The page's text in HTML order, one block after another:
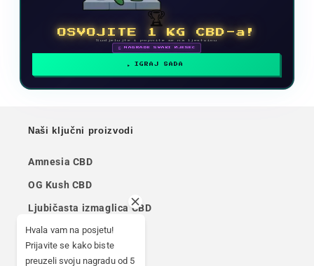
🏆
OSVOJITE 1 KG CBD-a!
Sudjelujte i popnite se na ljestvicu
🗓 NAGRADE SVAKI MJESEC
IGRAJ SADA
Naši ključni proizvodi
Amnesia CBD
OG Kush CBD
Ljubičasta izmaglica CBD
Cali CBD
Mjesečev CBD
Hvala vam na posjetu!
Prijavite se kako biste
preuzeli svoju nagradu od 5